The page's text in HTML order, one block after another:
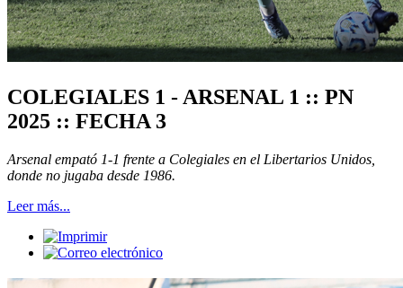
COLEGIALES 1 - ARSENAL 1 :: PN
2025 :: FECHA 3
Arsenal empató 1-1 frente a Colegiales en el Libertarios Unidos,
donde no jugaba desde 1986.
Leer más...